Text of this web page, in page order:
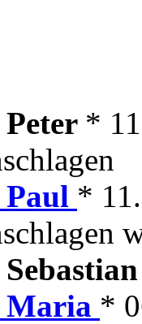
*
Paul *
Maria *